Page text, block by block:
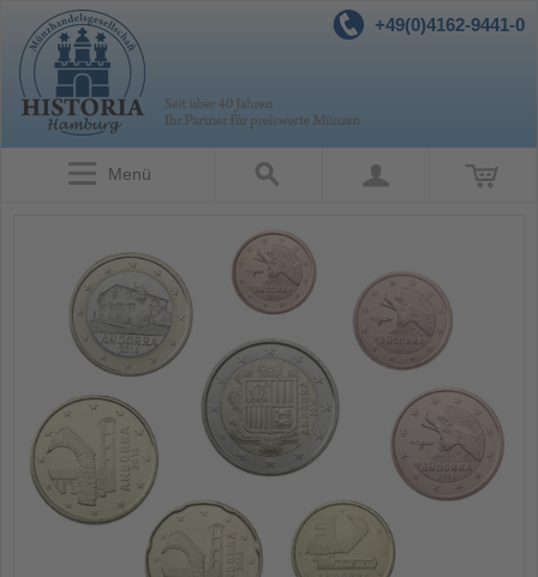
+49(0)4162-9441-0
Menü